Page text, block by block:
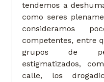
tendemos a
como seres
consideramos
competentes, entre
grupos de
estigmatizados,
calle, los